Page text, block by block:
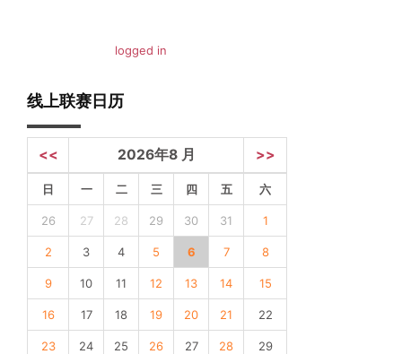
logged in
线上联赛日历
<< 2026年8 月 >>
日 一 二 三 四 五 六
26 27 28 29 30 31 1
2 3 4 5 6 7 8
9 10 11 12 13 14 15
16 17 18 19 20 21 22
23 24 25 26 27 28 29